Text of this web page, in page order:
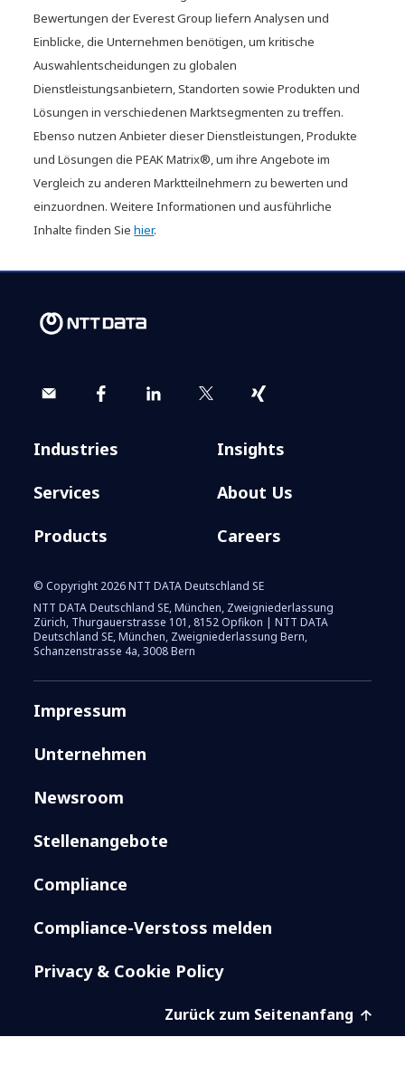
Bewertungen der Everest Group liefern Analysen und
Einblicke, die Unternehmen benötigen, um kritische
Auswahlentscheidungen zu globalen
Dienstleistungsanbietern, Standorten sowie Produkten und
Lösungen in verschiedenen Marktsegmenten zu treffen.
Ebenso nutzen Anbieter dieser Dienstleistungen, Produkte
und Lösungen die PEAK Matrix®, um ihre Angebote im
Vergleich zu anderen Marktteilnehmern zu bewerten und
einzuordnen. Weitere Informationen und ausführliche
Inhalte finden Siehier.
Industries
Services
Products
Insights
About Us
Careers
© Copyright 2026 NTT DATA Deutschland SE
NTT DATA Deutschland SE, München, Zweigniederlassung
Zürich, Thurgauerstrasse 101, 8152 Opfikon | NTT DATA
Deutschland SE, München, Zweigniederlassung Bern,
Schanzenstrasse 4a, 3008 Bern
Impressum
Unternehmen
Newsroom
Stellenangebote
Compliance
Compliance-Verstoss melden
Privacy & Cookie Policy
Zurück zum Seitenanfang